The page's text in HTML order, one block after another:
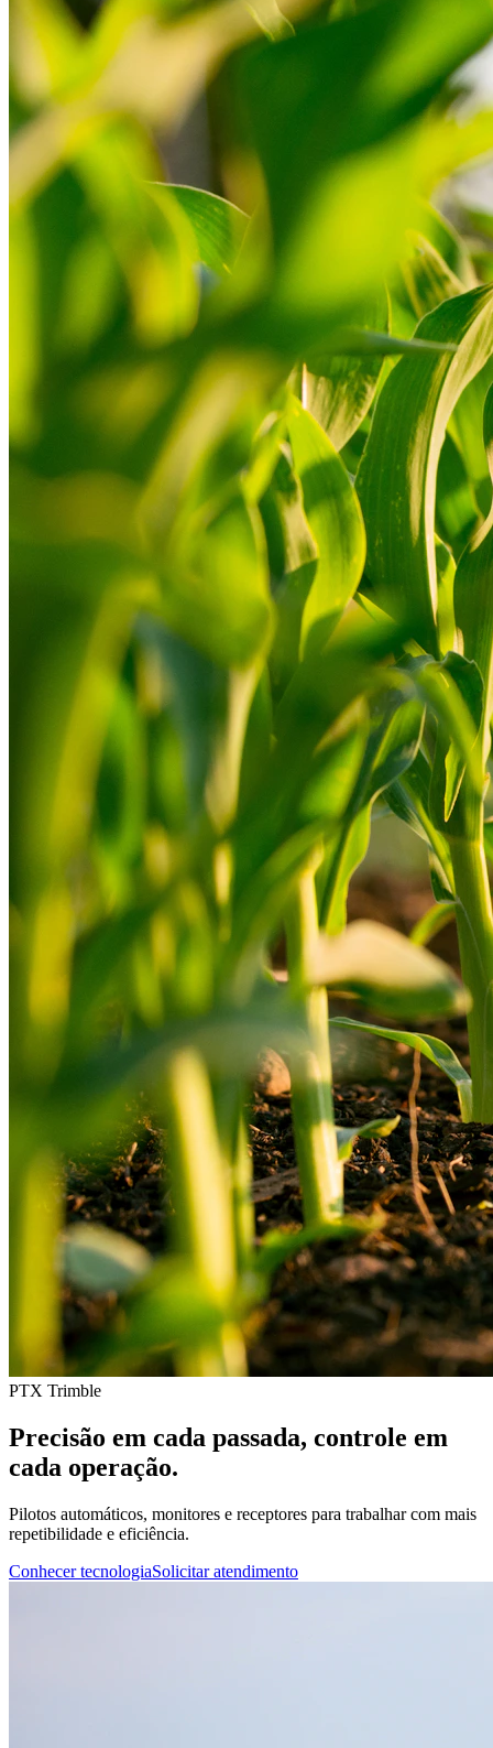
PTX Trimble
Precisão em cada passada, controle em
cada operação.
Pilotos automáticos, monitores e receptores para trabalhar com mais
repetibilidade e eficiência.
Conhecer tecnologiaSolicitar atendimento